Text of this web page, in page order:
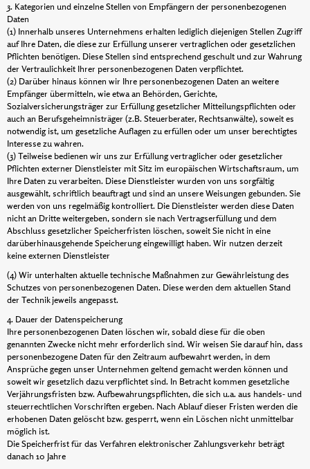
3. Kategorien und einzelne Stellen von Empfängern der personenbezogenen
Daten
(1) Innerhalb unseres Unternehmens erhalten lediglich diejenigen Stellen Zugriff
auf Ihre Daten, die diese zur Erfüllung unserer vertraglichen oder gesetzlichen
Pflichten benötigen. Diese Stellen sind entsprechend geschult und zur Wahrung
der Vertraulichkeit Ihrer personenbezogenen Daten verpflichtet.
(2) Darüber hinaus können wir Ihre personenbezogenen Daten an weitere
Empfänger übermitteln, wie etwa an Behörden, Gerichte,
Sozialversicherungsträger zur Erfüllung gesetzlicher Mitteilungspflichten oder
auch an Berufsgeheimnisträger (z.B. Steuerberater, Rechtsanwälte), soweit es
notwendig ist, um gesetzliche Auflagen zu erfüllen oder um unser berechtigtes
Interesse zu wahren.
(3) Teilweise bedienen wir uns zur Erfüllung vertraglicher oder gesetzlicher
Pflichten externer Dienstleister mit Sitz im europäischen Wirtschaftsraum, um
Ihre Daten zu verarbeiten. Diese Dienstleister wurden von uns sorgfältig
ausgewählt, schriftlich beauftragt und sind an unsere Weisungen gebunden. Sie
werden von uns regelmäßig kontrolliert. Die Dienstleister werden diese Daten
nicht an Dritte weitergeben, sondern sie nach Vertragserfüllung und dem
Abschluss gesetzlicher Speicherfristen löschen, soweit Sie nicht in eine
darüberhinausgehende Speicherung eingewilligt haben. Wir nutzen derzeit
keine externen Dienstleister
(4) Wir unterhalten aktuelle technische Maßnahmen zur Gewährleistung des
Schutzes von personenbezogenen Daten. Diese werden dem aktuellen Stand
der Technik jeweils angepasst.
4. Dauer der Datenspeicherung
Ihre personenbezogenen Daten löschen wir, sobald diese für die oben
genannten Zwecke nicht mehr erforderlich sind. Wir weisen Sie darauf hin, dass
personenbezogene Daten für den Zeitraum aufbewahrt werden, in dem
Ansprüche gegen unser Unternehmen geltend gemacht werden können und
soweit wir gesetzlich dazu verpflichtet sind. In Betracht kommen gesetzliche
Verjährungsfristen bzw. Aufbewahrungspflichten, die sich u.a. aus handels- und
steuerrechtlichen Vorschriften ergeben. Nach Ablauf dieser Fristen werden die
erhobenen Daten gelöscht bzw. gesperrt, wenn ein Löschen nicht unmittelbar
möglich ist.
Die Speicherfrist für das Verfahren elektronischer Zahlungsverkehr beträgt
danach 10 Jahre